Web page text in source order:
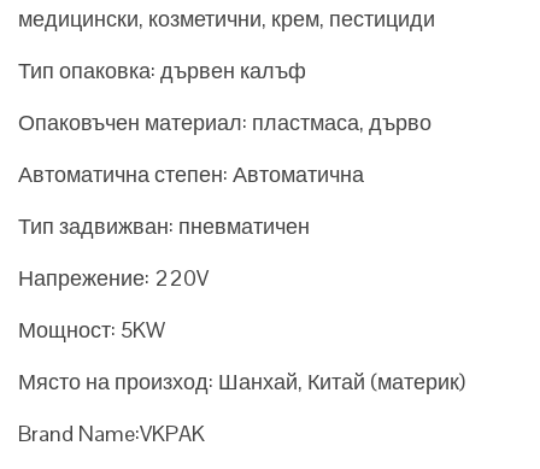
медицински, козметични, крем, пестициди
Тип опаковка: дървен калъф
Опаковъчен материал: пластмаса, дърво
Автоматична степен: Автоматична
Тип задвижван: пневматичен
Напрежение: 220V
Мощност: 5KW
Място на произход: Шанхай, Китай (материк)
Brand Name:VKPAK